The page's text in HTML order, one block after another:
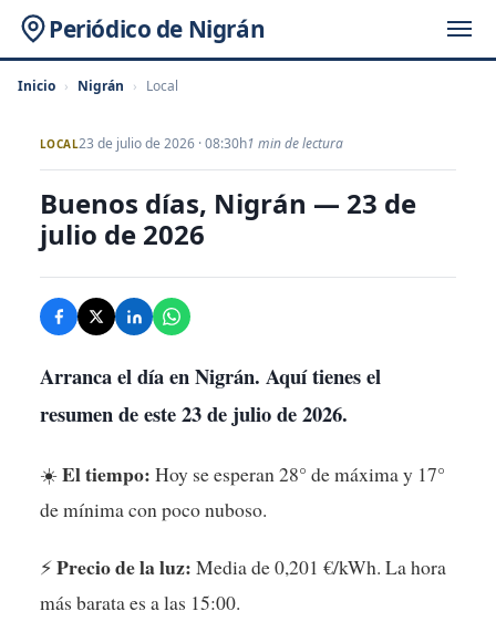
Periódico de Nigrán
Inicio › Nigrán › Local
LOCAL23 de julio de 2026 · 08:30h1 min de lectura
Buenos días, Nigrán — 23 de
julio de 2026
Arranca el día en Nigrán. Aquí tienes el
resumen de este 23 de julio de 2026.
☀️El tiempo: Hoy se esperan 28° de máxima y 17°
de mínima con poco nuboso.
⚡Precio de la luz: Media de 0,201 €/kWh. La hora
más barata es a las 15:00.